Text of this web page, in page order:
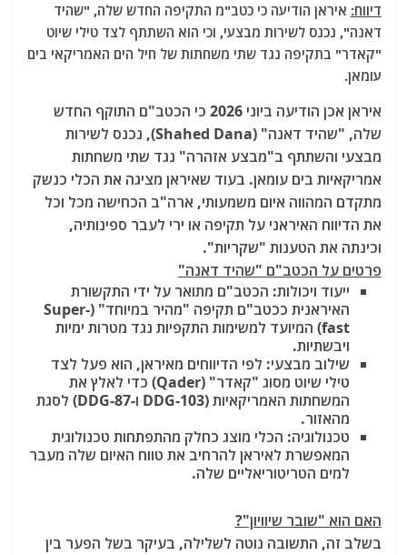
at
s
A
p
p
e
g
m
ai
l
itt
er
c
e
o
o
k
דיווח: איראן הודיעה כי כטב"מ התקיפה החדש שלה, "שהיד
דאנה", נכנס לשירות מבצעי, וכי הוא השתתף לצד טילי שיוט
"קאדר" בתקיפה נגד שתי משחתות של חיל הים האמריקאי בים
עומאן.
איראן אכן הודיעה ביוני 2026 כי הכטב"ם התוקף החדש
שלה, "שהיד דאנה"
(Shahed Dana), נכנס לשירות
מבצעי והשתתף ב"מבצע אזהרה" נגד שתי משחתות
אמריקאיות בים עומאן. בעוד שאיראן מציגה את הכלי כנשק
מתקדם המהווה איום משמעותי, ארה"ב הכחישה מכל וכל
את הדיווח האיראני על תקיפה או ירי לעבר ספינותיה,
וכינתה את הטענות "שקריות".
פרטים על הכטב"ם "שהיד דאנה"
ייעוד ויכולות: הכטב"ם מתואר על ידי התקשורת
האיראנית ככטב"ם תקיפה "מהיר במיוחד" (Super-
fast) המיועד למשימות התקפיות נגד מטרות ימיות
ויבשתיות.
שילוב מבצעי: לפי הדיווחים מאיראן, הוא פעל לצד
טילי שיוט מסוג "קאדר" (Qader) כדי לאלץ את
המשחתות האמריקאיות (DDG-103 ו-DDG-87) לסגת
מהאזור.
טכנולוגיה: הכלי מוצג כחלק מהתפתחות טכנולוגית
המאפשרת לאיראן להרחיב את טווח האיום שלה מעבר
למים הטריטוריאליים שלה.
האם הוא "שובר שיוויון"?
בשלב זה, התשובה נוטה לשלילה, בעיקר בשל הפער בין